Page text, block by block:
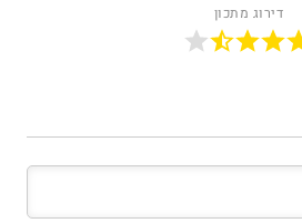
דירוג מתכון